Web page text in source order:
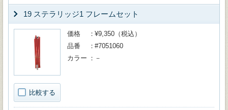
19 ステラリッジ1 フレームセット
比較する
価格
¥9,350（税込）
品番
#7051060
カラー
－